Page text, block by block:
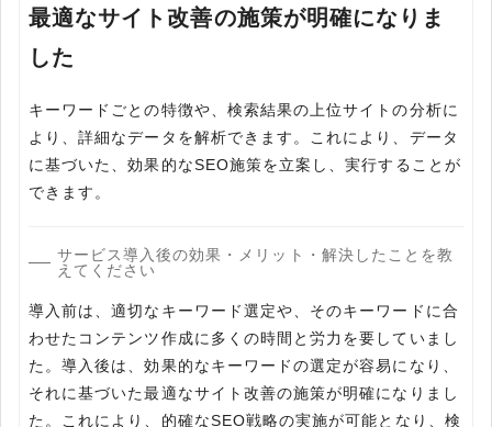
最適なサイト改善の施策が明確になりま
した
キーワードごとの特徴や、検索結果の上位サイトの分析に
より、詳細なデータを解析できます。これにより、データ
に基づいた、効果的なSEO施策を立案し、実行することが
できます。
サービス導入後の効果・メリット・解決したことを教
えてください
導入前は、適切なキーワード選定や、そのキーワードに合
わせたコンテンツ作成に多くの時間と労力を要していまし
た。導入後は、効果的なキーワードの選定が容易になり、
それに基づいた最適なサイト改善の施策が明確になりまし
た。これにより、的確なSEO戦略の実施が可能となり、検